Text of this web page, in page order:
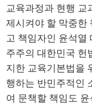
교육과정과 현행 교
제시켜야 할 막중한
고 책임자인 윤석열
주주의 대한민국 헌
지한 교육기본법을
행하는 반민주적인
여 문책할 책임도